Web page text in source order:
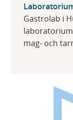
Gastrolab i
mag- och